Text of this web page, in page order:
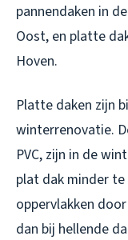
pannendaken in
Oost, en platte
Hoven.
Platte daken zijn
winterrenovatie.
PVC, zijn in de
plat dak minder
oppervlakken
dan bij hellende